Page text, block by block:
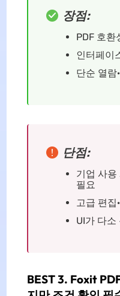
장점:
PDF 호환
인터페이
단순 열람
단점:
기업 사용
필요
고급 편집
UI가 다소
BEST 3. Foxit